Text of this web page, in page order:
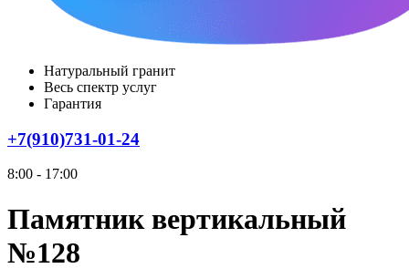
Натуральный гранит
Весь спектр услуг
Гарантия
+7(910)731-01-24
8:00 - 17:00
Памятник вертикальный
№128